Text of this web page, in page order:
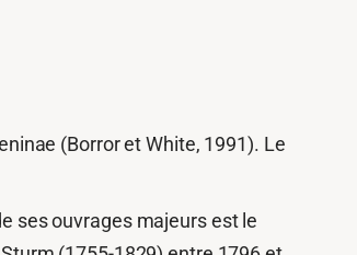
(Borror et White, 1991). Le
ses ouvrages majeurs est le